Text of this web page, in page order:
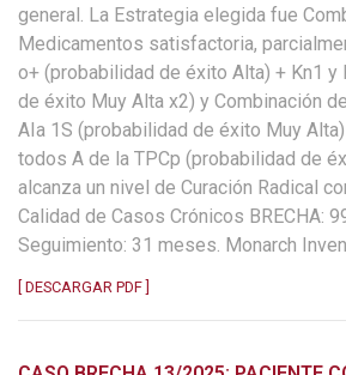
general. La Estrategia elegida fue
Medicamentos satisfactoria,
o+ (probabilidad de éxito Alta) + Kn1 y
de éxito Muy Alta x2) y Combinación
AIa 1S (probabilidad de éxito Muy Alta)
todos A de la TPCp (probabilidad de
alcanza un nivel de Curación Radical
Calidad de Casos Crónicos BRECHA:
Seguimiento: 31 meses. Monarch
[ DESCARGAR PDF ]